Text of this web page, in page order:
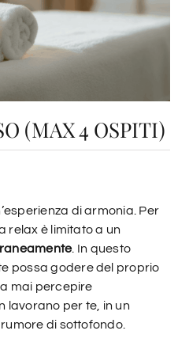
(MAX 4 OSPITI)
di armonia. Per
relax è limitato a un
. In questo
possa godere del proprio
mai percepire
lavorano per te, in un
di sottofondo.